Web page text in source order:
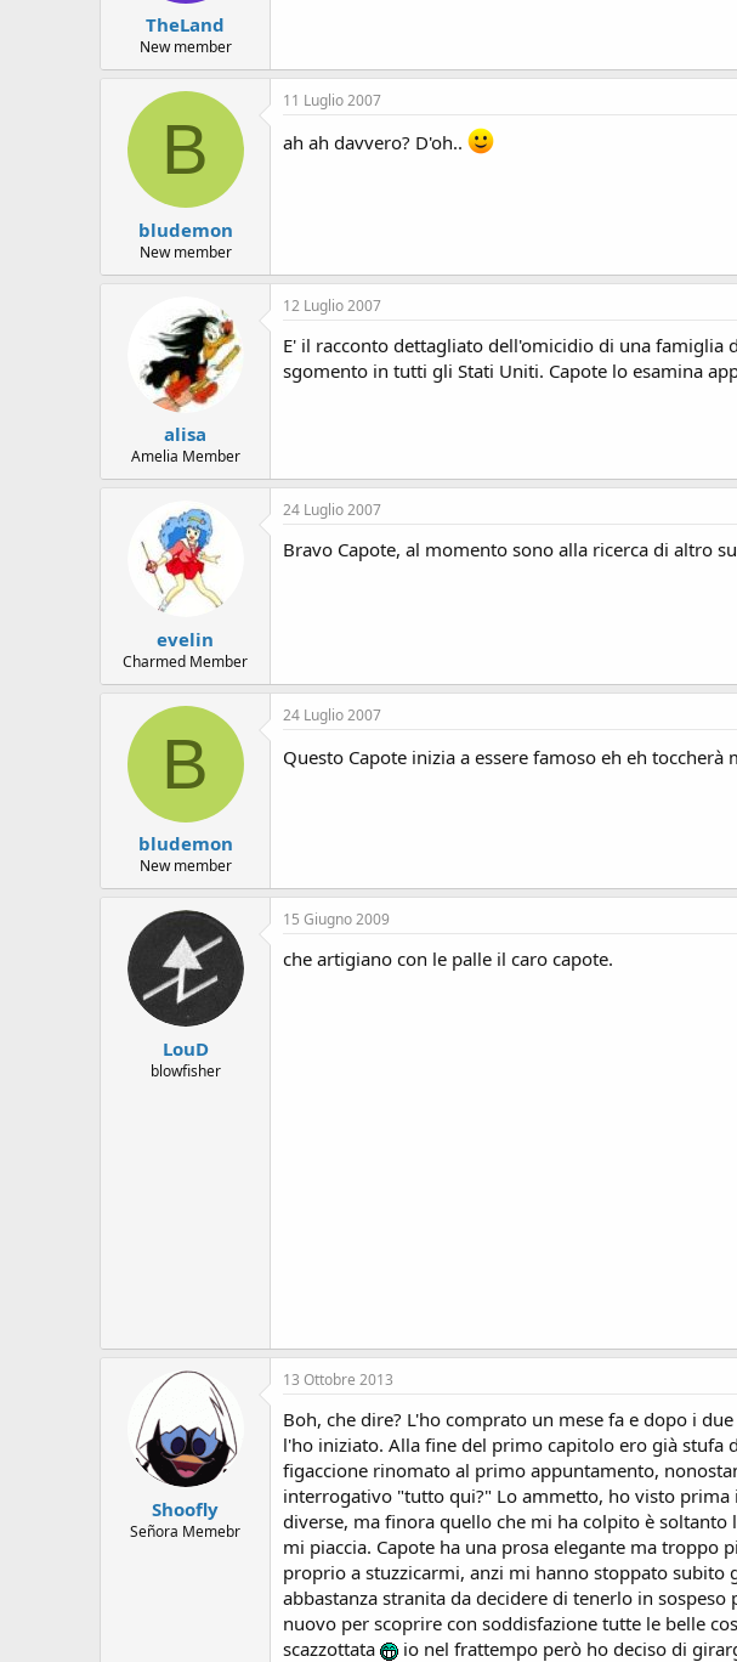
TheLand
New member
B
bludemon
New member
11 Luglio 2007
ah ah davvero? D'oh..
alisa
Amelia Member
12 Luglio 2007
E' il racconto dettagliato dell'omicidio di una famiglia
sgomento in tutti gli Stati Uniti. Capote lo esamina
evelin
Charmed Member
24 Luglio 2007
Bravo Capote, al momento sono alla ricerca di altro
B
bludemon
New member
24 Luglio 2007
Questo Capote inizia a essere famoso eh eh toccherà
LouD
blowfisher
15 Giugno 2009
che artigiano con le palle il caro capote.
Shoofly
Señora Memebr
13 Ottobre 2013
Boh, che dire? L'ho comprato un mese fa e dopo i
l'ho iniziato. Alla fine del primo capitolo ero già stufa
figaccione rinomato al primo appuntamento,
interrogativo "tutto qui?" Lo ammetto, ho visto
diverse, ma finora quello che mi ha colpito è
mi piaccia. Capote ha una prosa elegante ma
proprio a stuzzicarmi, anzi mi hanno stoppato
abbastanza stranita da decidere di tenerlo in
nuovo per scoprire con soddisfazione tutte le belle
scazzottata
io nel frattempo però ho deciso di